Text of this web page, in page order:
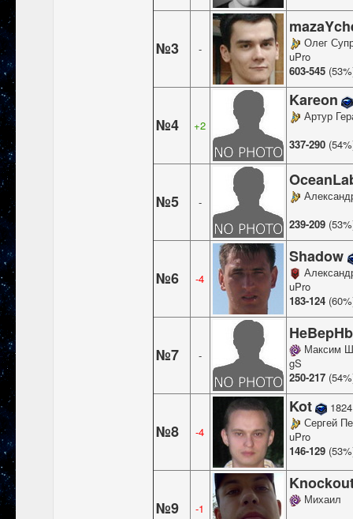
№3 -
Олег
uPro
603-545
№4 +2
Kareon
Артур
337-290
№5 -
239-209
№6 -4
Shadow
uPro
183-124
№7 -
Максим
gS
250-217
№8 -4
Kot
1824
Сергей
uPro
146-129
№9 -1
Михаил